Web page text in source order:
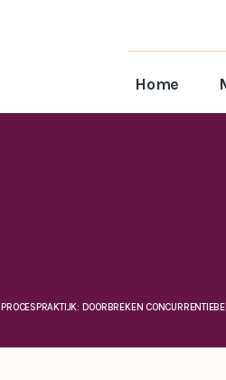
Home
PROCESPRAKTIJK: DOORBREKEN